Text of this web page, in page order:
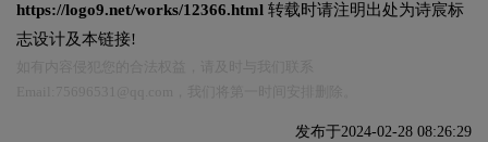
https://logo9.net/works/12366.html 转载时请注明出处为诗宸标
志设计及本链接!
发布于2024-02-28 08:26:29